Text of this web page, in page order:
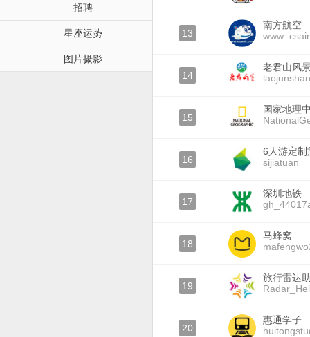
招聘
星座运势
图片摄影
13
南方航空
14
老君山风
15
国家地理
16
6人游定制
sijiatuan
17
深圳地铁
18
马蜂窝
19
旅行雷达
20
惠通学子